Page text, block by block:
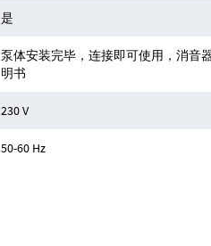
是
泵体安装完毕，连接即可使用，消音
明书
230 V
50-60 Hz